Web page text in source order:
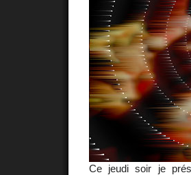
Ce jeudi soir je